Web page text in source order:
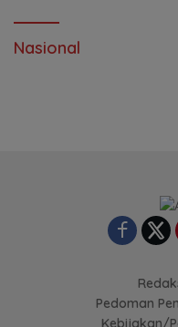
Nasional
Pedoman
Kebijakan/